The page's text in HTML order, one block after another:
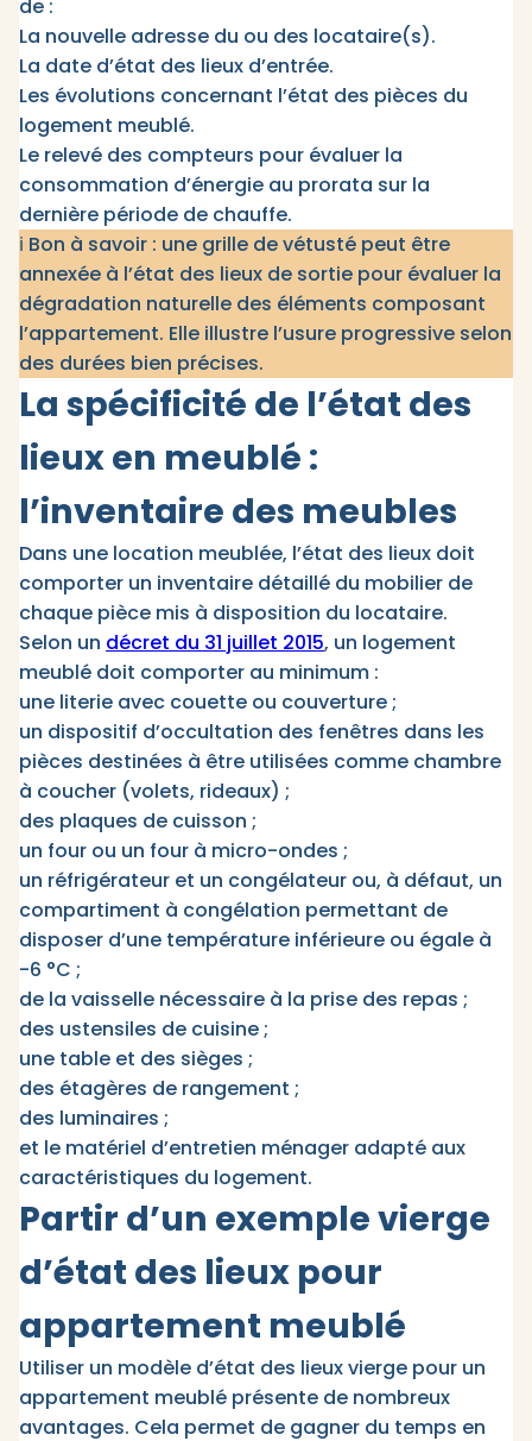
de :
La nouvelle adresse du ou des locataire(s).
La date d’état des lieux d’entrée.
Les évolutions concernant l’état des pièces du
logement meublé.
Le relevé des compteurs pour évaluer la
consommation d’énergie au prorata sur la
dernière période de chauffe.
ℹ️ Bon à savoir : une grille de vétusté peut être
annexée à l’état des lieux de sortie pour évaluer la
dégradation naturelle des éléments composant
l’appartement. Elle illustre l’usure progressive selon
des durées bien précises.
La spécificité de l’état des
lieux en meublé :
l’inventaire des meubles
Dans une location meublée, l’état des lieux doit
comporter un inventaire détaillé du mobilier de
chaque pièce mis à disposition du locataire.
Selon un décret du 31 juillet 2015, un logement
meublé doit comporter au minimum :
une literie avec couette ou couverture ;
un dispositif d’occultation des fenêtres dans les
pièces destinées à être utilisées comme chambre
à coucher (volets, rideaux) ;
des plaques de cuisson ;
un four ou un four à micro-ondes ;
un réfrigérateur et un congélateur ou, à défaut, un
compartiment à congélation permettant de
disposer d’une température inférieure ou égale à
-6 °C ;​
de la vaisselle nécessaire à la prise des repas ;
des ustensiles de cuisine ;​
une table et des sièges ;​
des étagères de rangement ;
des luminaires ;
et le matériel d’entretien ménager adapté aux
caractéristiques du logement.​
Partir d’un exemple vierge
d’état des lieux pour
appartement meublé
Utiliser un modèle d’état des lieux vierge pour un
appartement meublé présente de nombreux
avantages. Cela permet de gagner du temps en